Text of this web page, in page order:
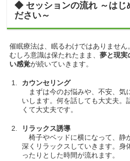
◆ セッションの流れ ～はじ
ださい～
催眠療法は、眠るわけではありません
むしろ意識は保たれたまま、夢と現実
い感覚が続いていきます。
カウンセリング
まずは今のお悩みや、不安、気
いします。何を話しても大丈夫。
くて大丈夫です。
リラックス誘導
椅子やベッドに横になって、静
深くリラックスしていきます。身
ったりとした時間が流れます。